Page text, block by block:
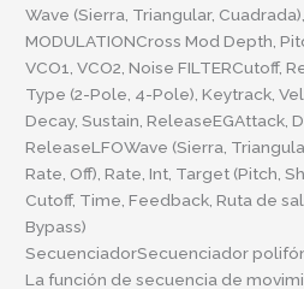
Wave (Sierra, Triangular,
MODULATIONCross Mod Depth,
VCO1, VCO2, Noise FILTERCutoff,
Type (2-Pole, 4-Pole), Keytrack,
Decay, Sustain, ReleaseEGAttack,
ReleaseLFOWave (Sierra,
Rate, Off), Rate, Int, Target (Pitch,
Cutoff, Time, Feedback, Ruta de
Bypass)
SecuenciadorSecuenciador
La función de secuencia de